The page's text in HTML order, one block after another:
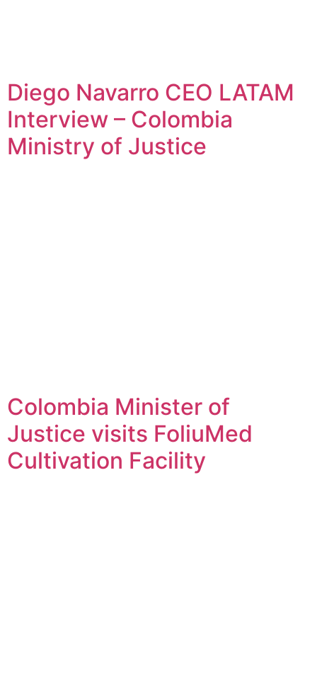
Diego Navarro CEO LATAM
Interview – Colombia
Ministry of Justice
Colombia Minister of
Justice visits FoliuMed
Cultivation Facility